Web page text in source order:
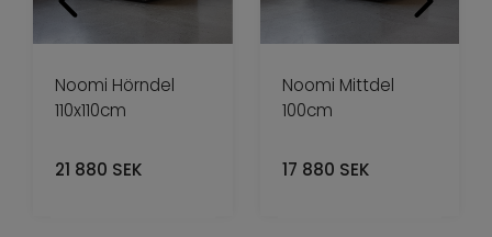
Noomi Hörndel
110x110cm
21 880 SEK
Noomi Mittdel
100cm
17 880 SEK